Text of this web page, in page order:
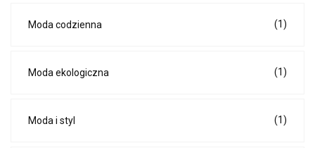
Moda codzienna (1)
Moda ekologiczna (1)
Moda i styl (1)